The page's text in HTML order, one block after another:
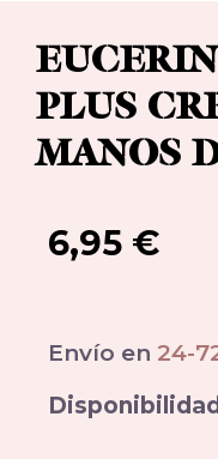
PLUS
MANOS
6,95 €
Envío en 24-